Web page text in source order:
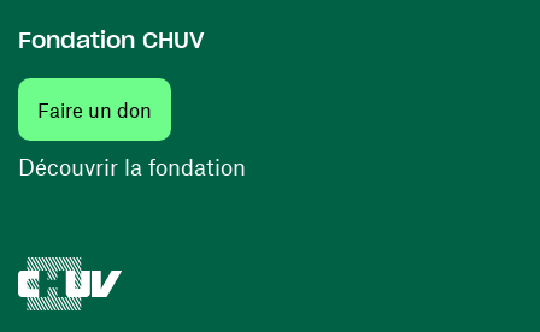
Fondation CHUV
Faire un don
Découvrir la fondation